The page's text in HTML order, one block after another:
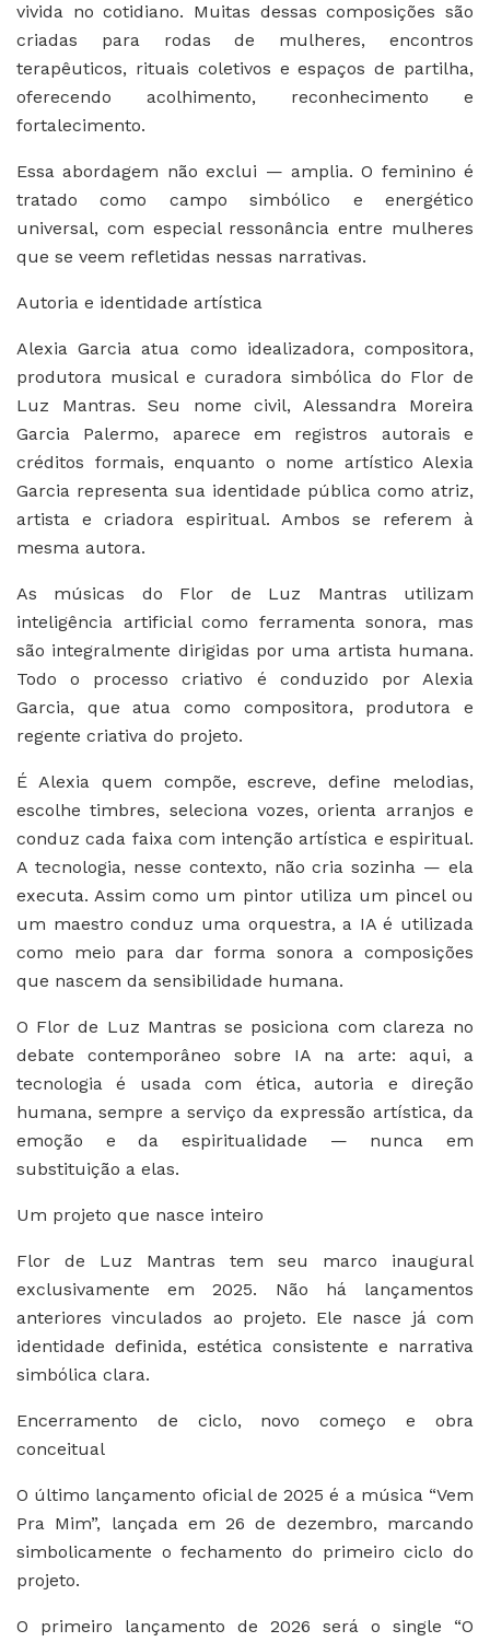
vivida no cotidiano. Muitas dessas composições são
criadas para rodas de mulheres, encontros
terapêuticos, rituais coletivos e espaços de partilha,
oferecendo acolhimento, reconhecimento e
fortalecimento.
Essa abordagem não exclui — amplia. O feminino é
tratado como campo simbólico e energético
universal, com especial ressonância entre mulheres
que se veem refletidas nessas narrativas.
Autoria e identidade artística
Alexia Garcia atua como idealizadora, compositora,
produtora musical e curadora simbólica do Flor de
Luz Mantras. Seu nome civil, Alessandra Moreira
Garcia Palermo, aparece em registros autorais e
créditos formais, enquanto o nome artístico Alexia
Garcia representa sua identidade pública como atriz,
artista e criadora espiritual. Ambos se referem à
mesma autora.
As músicas do Flor de Luz Mantras utilizam
inteligência artificial como ferramenta sonora, mas
são integralmente dirigidas por uma artista humana.
Todo o processo criativo é conduzido por Alexia
Garcia, que atua como compositora, produtora e
regente criativa do projeto.
É Alexia quem compõe, escreve, define melodias,
escolhe timbres, seleciona vozes, orienta arranjos e
conduz cada faixa com intenção artística e espiritual.
A tecnologia, nesse contexto, não cria sozinha — ela
executa. Assim como um pintor utiliza um pincel ou
um maestro conduz uma orquestra, a IA é utilizada
como meio para dar forma sonora a composições
que nascem da sensibilidade humana.
O Flor de Luz Mantras se posiciona com clareza no
debate contemporâneo sobre IA na arte: aqui, a
tecnologia é usada com ética, autoria e direção
humana, sempre a serviço da expressão artística, da
emoção e da espiritualidade — nunca em
substituição a elas.
Um projeto que nasce inteiro
Flor de Luz Mantras tem seu marco inaugural
exclusivamente em 2025. Não há lançamentos
anteriores vinculados ao projeto. Ele nasce já com
identidade definida, estética consistente e narrativa
simbólica clara.
Encerramento de ciclo, novo começo e obra
conceitual
O último lançamento oficial de 2025 é a música “Vem
Pra Mim”, lançada em 26 de dezembro, marcando
simbolicamente o fechamento do primeiro ciclo do
projeto.
O primeiro lançamento de 2026 será o single “O